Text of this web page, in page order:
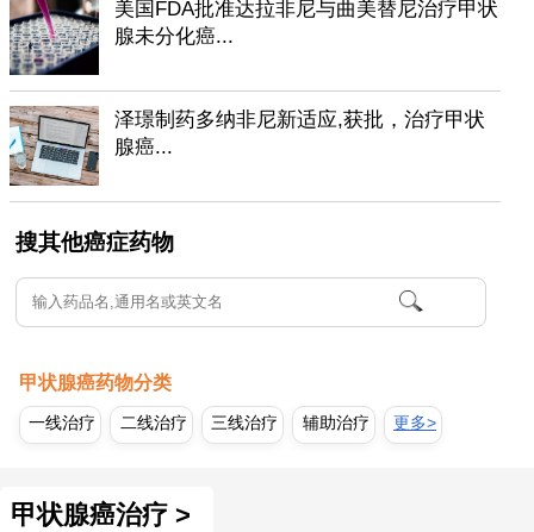
美国FDA批准达拉非尼与曲美替尼治疗甲状
腺未分化癌...
泽璟制药多纳非尼新适应,获批，治疗甲状
腺癌...
搜其他癌症药物
甲状腺癌药物分类
一线治疗 二线治疗 三线治疗 辅助治疗 更多>
甲状腺癌治疗 >